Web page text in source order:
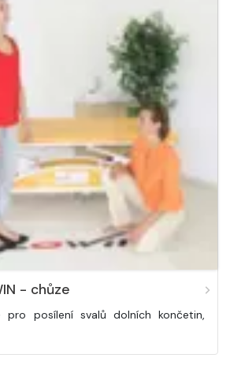
- chůze
pro posílení svalů dolních končetin,